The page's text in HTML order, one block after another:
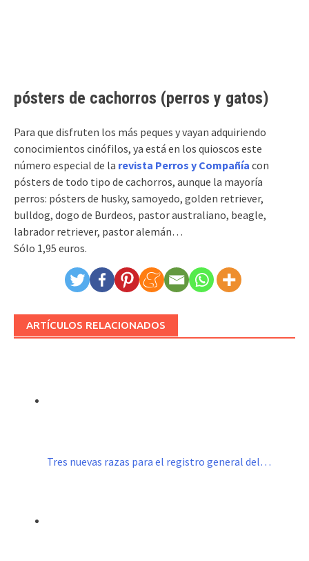
pósters de cachorros (perros y gatos)
Para que disfruten los más peques y vayan adquiriendo
conocimientos cinófilos, ya está en los quioscos este
número especial de la revista Perros y Compañía con
pósters de todo tipo de cachorros, aunque la mayoría
perros: pósters de husky, samoyedo, golden retriever,
bulldog, dogo de Burdeos, pastor australiano, beagle,
labrador retriever, pastor alemán…
Sólo 1,95 euros.
ARTÍCULOS RELACIONADOS
Tres nuevas razas para el registro general del…